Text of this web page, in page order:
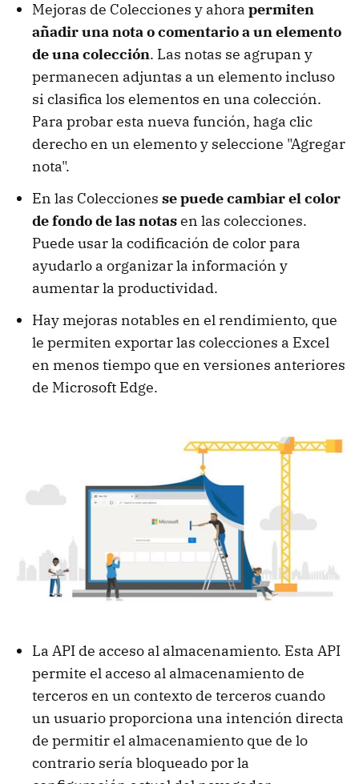
Mejoras de Colecciones y ahora permiten
añadir una nota o comentario a un elemento
de una colección. Las notas se agrupan y
permanecen adjuntas a un elemento incluso
si clasifica los elementos en una colección.
Para probar esta nueva función, haga clic
derecho en un elemento y seleccione "Agregar
nota".
En las Colecciones se puede cambiar el color
de fondo de las notasen las colecciones.
Puede usar la codificación de color para
ayudarlo a organizar la información y
aumentar la productividad.
Hay mejoras notables en el rendimiento, que
le permiten exportar las colecciones a Excel
en menos tiempo que en versiones anteriores
de Microsoft Edge.
La API de acceso al almacenamiento. Esta API
permite el acceso al almacenamiento de
terceros en un contexto de terceros cuando
un usuario proporciona una intención directa
de permitir el almacenamiento que de lo
contrario sería bloqueado por la